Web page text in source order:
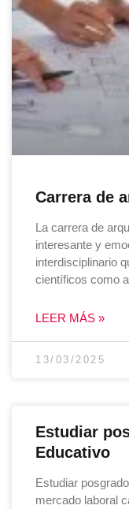
Carrera de
La carrera de
interesante y
interdisciplinario
científicos como
LEER MÁS »
13/03/2025
Estudiar
Educativo
Estudiar
mercado laboral